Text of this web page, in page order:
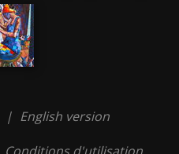
| English version